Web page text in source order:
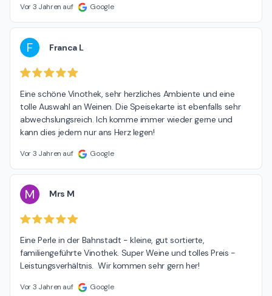
Vor 3 Jahren auf Google
F Franca L
Eine schöne Vinothek, sehr herzliches Ambiente und eine
tolle Auswahl an Weinen. Die Speisekarte ist ebenfalls sehr
abwechslungsreich. Ich komme immer wieder gerne und
kann dies jedem nur ans Herz legen!
Vor 3 Jahren auf Google
M Mrs M
Eine Perle in der Bahnstadt - kleine, gut sortierte,
familiengeführte Vinothek. Super Weine und tolles Preis -
Leistungsverhältnis.  Wir kommen sehr gern her!
Vor 3 Jahren auf Google